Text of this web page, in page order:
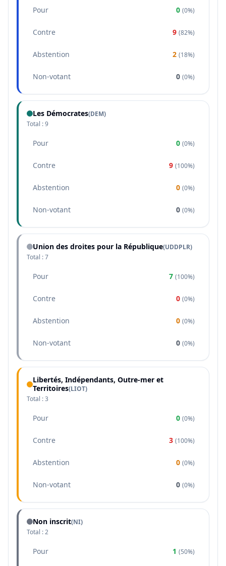
Pour 0 (0%)
Contre 9 (82%)
Abstention 2 (18%)
Non-votant 0 (0%)
Les Démocrates(DEM)
Total :9
Pour 0 (0%)
Contre 9 (100%)
Abstention 0 (0%)
Non-votant 0 (0%)
Union des droites pour la République(UDDPLR)
Total :7
Pour 7 (100%)
Contre 0 (0%)
Abstention 0 (0%)
Non-votant 0 (0%)
Libertés, Indépendants, Outre-mer et
Territoires(LIOT)
Total :3
Pour 0 (0%)
Contre 3 (100%)
Abstention 0 (0%)
Non-votant 0 (0%)
Non inscrit(NI)
Total :2
Pour 1 (50%)